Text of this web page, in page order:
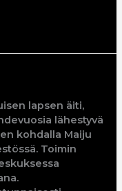
lapsen äiti,
lähestyvä
kohdalla Maiju
Toimin